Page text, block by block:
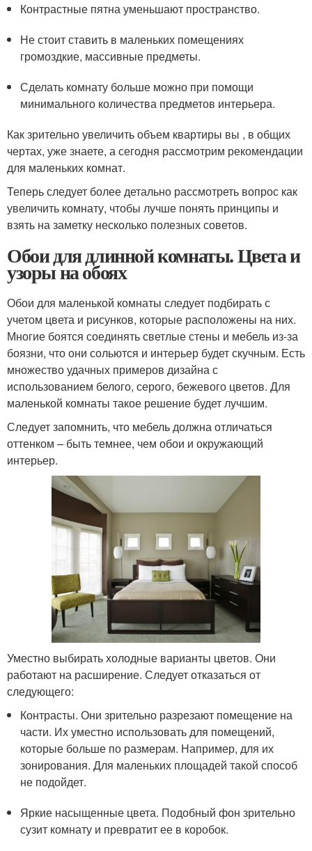
Контрастные пятна уменьшают пространство.
Не стоит ставить в маленьких помещениях
громоздкие, массивные предметы.
Сделать комнату больше можно при помощи
минимального количества предметов интерьера.
Как зрительно увеличить объем квартиры вы , в общих
чертах, уже знаете, а сегодня рассмотрим рекомендации
для маленьких комнат.
Теперь следует более детально рассмотреть вопрос как
увеличить комнату, чтобы лучше понять принципы и
взять на заметку несколько полезных советов.
Обои для длинной комнаты. Цвета и
узоры на обоях
Обои для маленькой комнаты следует подбирать с
учетом цвета и рисунков, которые расположены на них.
Многие боятся соединять светлые стены и мебель из-за
боязни, что они сольются и интерьер будет скучным. Есть
множество удачных примеров дизайна с
использованием белого, серого, бежевого цветов. Для
маленькой комнаты такое решение будет лучшим.
Следует запомнить, что мебель должна отличаться
оттенком – быть темнее, чем обои и окружающий
интерьер.
Уместно выбирать холодные варианты цветов. Они
работают на расширение. Следует отказаться от
следующего:
Контрасты. Они зрительно разрезают помещение на
части. Их уместно использовать для помещений,
которые больше по размерам. Например, для их
зонирования. Для маленьких площадей такой способ
не подойдет.
Яркие насыщенные цвета. Подобный фон зрительно
сузит комнату и превратит ее в коробок.